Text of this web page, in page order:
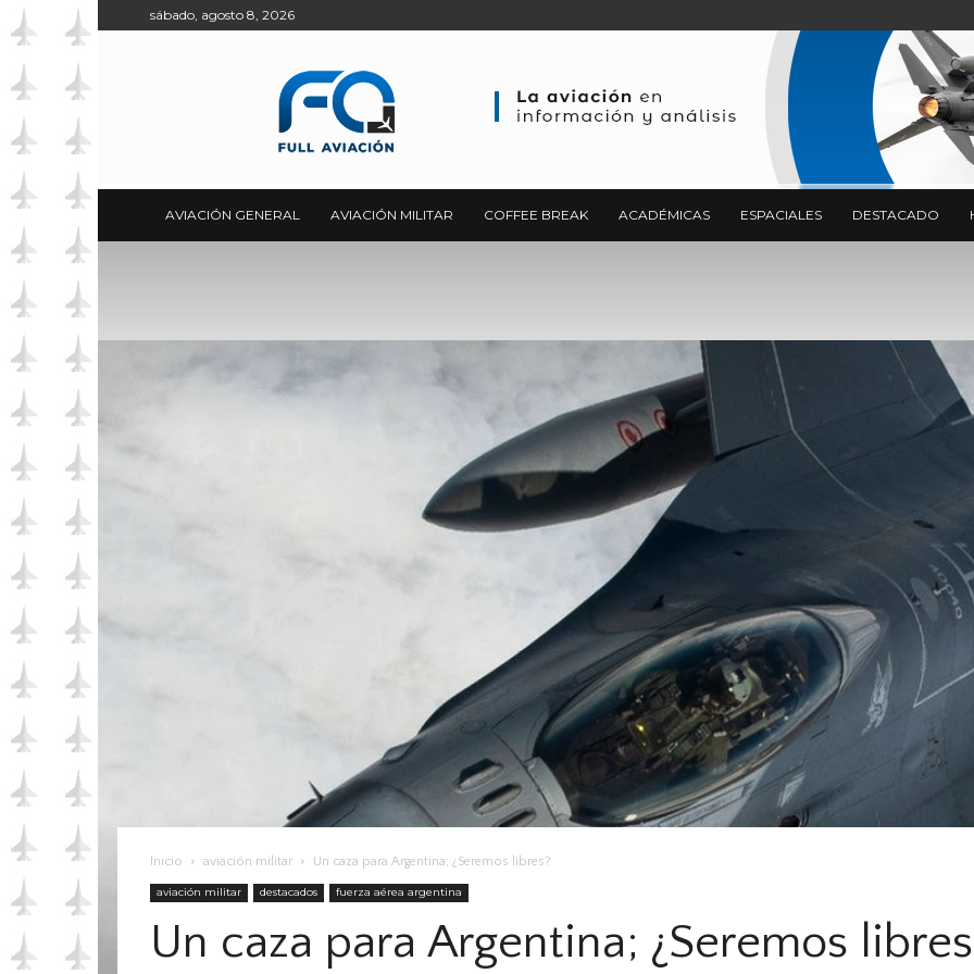
sábado, agosto 8, 2026
AVIACIÓN GENERAL AVIACIÓN MILITAR COFFEE BREAK ACADÉMICAS ESPACIALES DESTACADO
Inicio aviación militar Un caza para Argentina; ¿Seremos libres?
aviación militar destacados fuerza aérea argentina
Un caza para Argentina; ¿Seremos